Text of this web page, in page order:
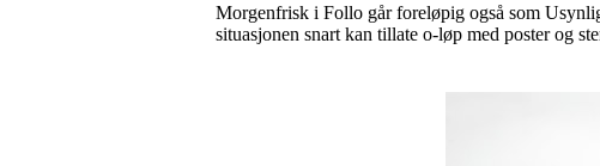
Morgenfrisk i Follo går foreløpig også som
situasjonen snart kan tillate o-løp med poster og